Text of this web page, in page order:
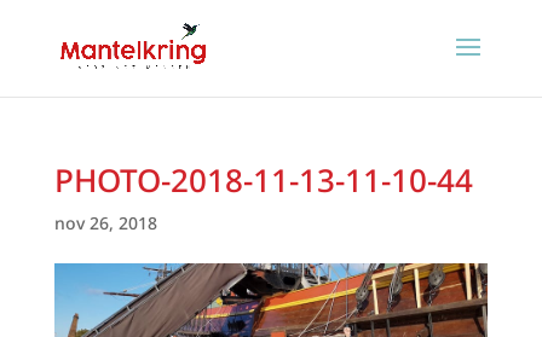
PHOTO-2018-11-13-11-10-44
nov 26, 2018